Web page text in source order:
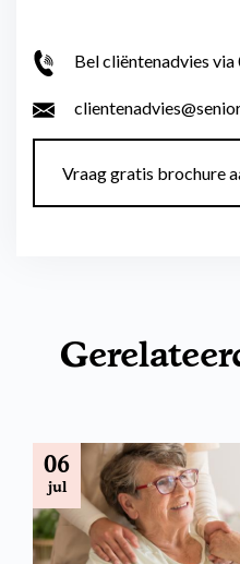
Bel cliëntenadvies
Vraag gratis brochure
06
jul